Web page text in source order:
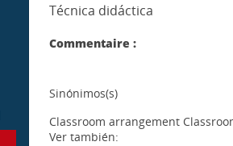
Técnica didáctica
Commentaire :
Sinónimos(s)
Classroom arrangement
Ver también: